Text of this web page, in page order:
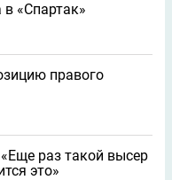
«Спартак»
правого
раз такой высер
это»